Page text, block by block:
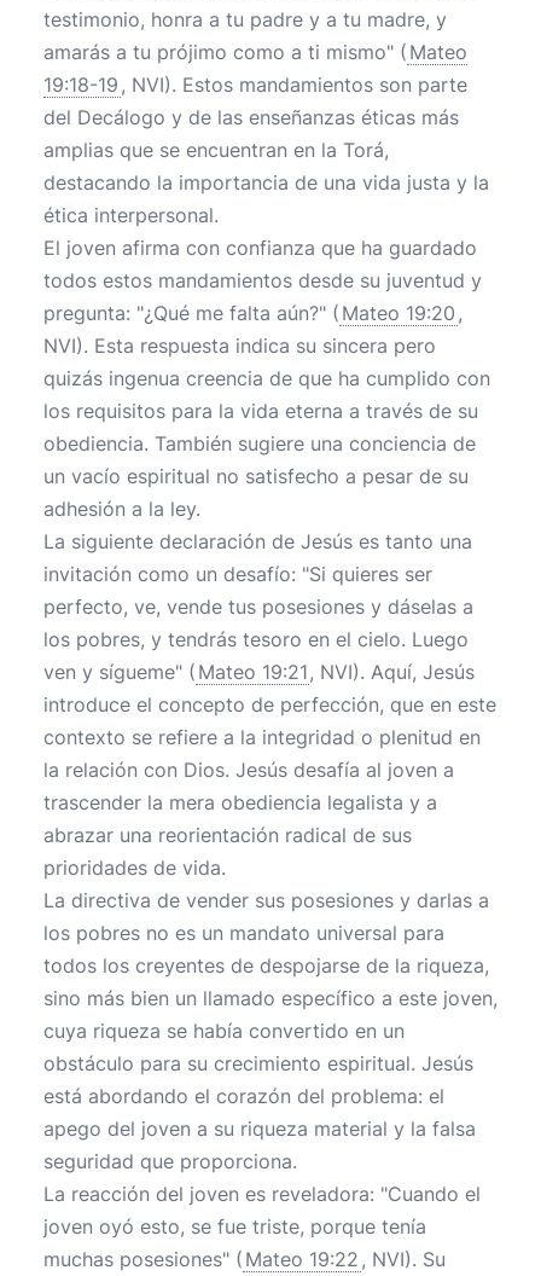
testimonio, honra a tu padre y a tu madre, y
amarás a tu prójimo como a ti mismo" ( Mateo
19:18-19 , NVI). Estos mandamientos son parte
del Decálogo y de las enseñanzas éticas más
amplias que se encuentran en la Torá,
destacando la importancia de una vida justa y la
ética interpersonal.
El joven afirma con confianza que ha guardado
todos estos mandamientos desde su juventud y
pregunta: "¿Qué me falta aún?" ( Mateo 19:20 ,
NVI). Esta respuesta indica su sincera pero
quizás ingenua creencia de que ha cumplido con
los requisitos para la vida eterna a través de su
obediencia. También sugiere una conciencia de
un vacío espiritual no satisfecho a pesar de su
adhesión a la ley.
La siguiente declaración de Jesús es tanto una
invitación como un desafío: "Si quieres ser
perfecto, ve, vende tus posesiones y dáselas a
los pobres, y tendrás tesoro en el cielo. Luego
ven y sígueme" ( Mateo 19:21, NVI). Aquí, Jesús
introduce el concepto de perfección, que en este
contexto se refiere a la integridad o plenitud en
la relación con Dios. Jesús desafía al joven a
trascender la mera obediencia legalista y a
abrazar una reorientación radical de sus
prioridades de vida.
La directiva de vender sus posesiones y darlas a
los pobres no es un mandato universal para
todos los creyentes de despojarse de la riqueza,
sino más bien un llamado específico a este joven,
cuya riqueza se había convertido en un
obstáculo para su crecimiento espiritual. Jesús
está abordando el corazón del problema: el
apego del joven a su riqueza material y la falsa
seguridad que proporciona.
La reacción del joven es reveladora: "Cuando el
joven oyó esto, se fue triste, porque tenía
muchas posesiones" ( Mateo 19:22 , NVI). Su